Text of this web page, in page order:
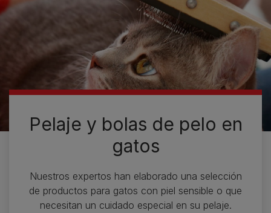
Pelaje y bolas de pelo en
gatos
Nuestros expertos han elaborado una selección
de productos para gatos con piel sensible o que
necesitan un cuidado especial en su pelaje.